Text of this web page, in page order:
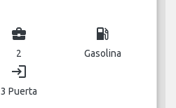
business_center
2
local_gas_station
Gasolina
login
3 Puerta